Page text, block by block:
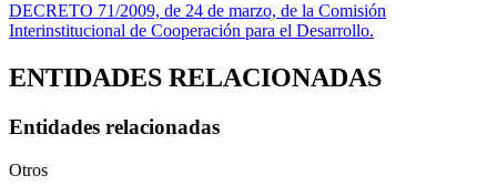
DECRETO 71/2009, de 24 de marzo, de la Comisión
Interinstitucional de Cooperación para el Desarrollo.
ENTIDADES RELACIONADAS
Entidades relacionadas
Otros